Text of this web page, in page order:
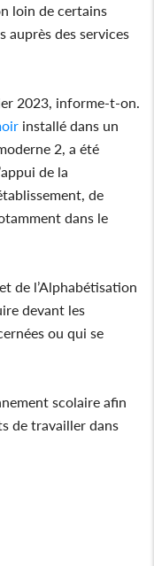
loin de certains
auprès des services
2023, informe-t-on.
installé dans un
2, a été
de la
de
dans le
de l’Alphabétisation
devant les
ou qui se
scolaire afin
de travailler dans